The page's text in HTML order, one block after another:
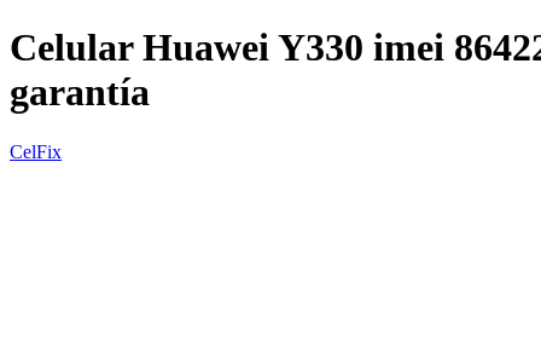
Celular Huawei Y330 imei
garantía
CelFix